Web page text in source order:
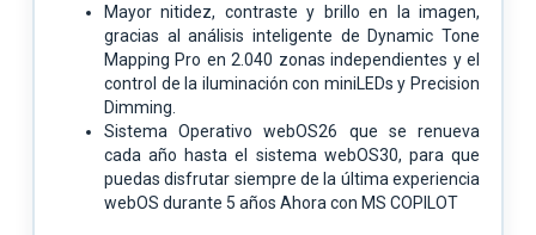
Mayor nitidez, contraste y brillo en la imagen,
gracias al análisis inteligente de Dynamic Tone
Mapping Pro en 2.040 zonas independientes y el
control de la iluminación con miniLEDs y Precision
Dimming.
Sistema Operativo webOS26 que se renueva
cada año hasta el sistema webOS30, para que
puedas disfrutar siempre de la última experiencia
webOS durante 5 años Ahora con MS COPILOT